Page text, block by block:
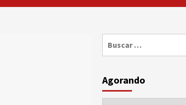
Agorando